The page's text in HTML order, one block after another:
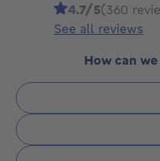
4.7/5(360
See all reviews
How can